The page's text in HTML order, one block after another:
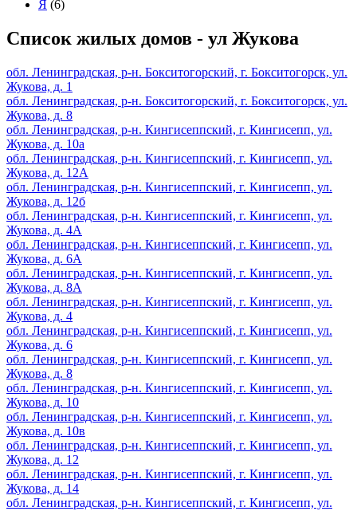
Я (6)
Список жилых домов - ул Жукова
обл. Ленинградская, р-н. Бокситогорский, г. Бокситогорск, ул.
Жукова, д. 1
обл. Ленинградская, р-н. Бокситогорский, г. Бокситогорск, ул.
Жукова, д. 8
обл. Ленинградская, р-н. Кингисеппский, г. Кингисепп, ул.
Жукова, д. 10а
обл. Ленинградская, р-н. Кингисеппский, г. Кингисепп, ул.
Жукова, д. 12А
обл. Ленинградская, р-н. Кингисеппский, г. Кингисепп, ул.
Жукова, д. 12б
обл. Ленинградская, р-н. Кингисеппский, г. Кингисепп, ул.
Жукова, д. 4А
обл. Ленинградская, р-н. Кингисеппский, г. Кингисепп, ул.
Жукова, д. 6А
обл. Ленинградская, р-н. Кингисеппский, г. Кингисепп, ул.
Жукова, д. 8А
обл. Ленинградская, р-н. Кингисеппский, г. Кингисепп, ул.
Жукова, д. 4
обл. Ленинградская, р-н. Кингисеппский, г. Кингисепп, ул.
Жукова, д. 6
обл. Ленинградская, р-н. Кингисеппский, г. Кингисепп, ул.
Жукова, д. 8
обл. Ленинградская, р-н. Кингисеппский, г. Кингисепп, ул.
Жукова, д. 10
обл. Ленинградская, р-н. Кингисеппский, г. Кингисепп, ул.
Жукова, д. 10в
обл. Ленинградская, р-н. Кингисеппский, г. Кингисепп, ул.
Жукова, д. 12
обл. Ленинградская, р-н. Кингисеппский, г. Кингисепп, ул.
Жукова, д. 14
обл. Ленинградская, р-н. Кингисеппский, г. Кингисепп, ул.